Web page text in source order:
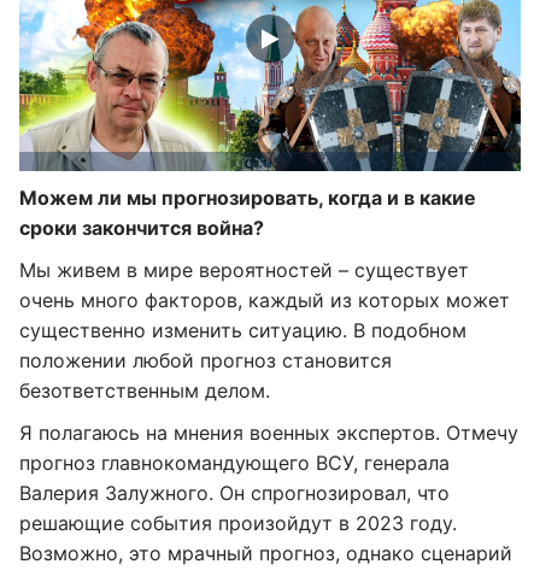
Можем ли мы прогнозировать, когда и в какие
сроки закончится война?
Мы живем в мире вероятностей – существует
очень много факторов, каждый из которых может
существенно изменить ситуацию. В подобном
положении любой прогноз становится
безответственным делом.
Я полагаюсь на мнения военных экспертов. Отмечу
прогноз главнокомандующего ВСУ, генерала
Валерия Залужного. Он спрогнозировал, что
решающие события произойдут в 2023 году.
Возможно, это мрачный прогноз, однако сценарий